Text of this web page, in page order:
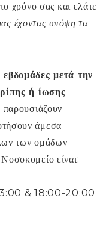
χρόνο σας και ελάτε
έχοντας υπόψη τα
μετά την
ή ίωσης
παρουσιάζουν
άμεσα
των ομάδων
είναι:
& 18:00-20:00